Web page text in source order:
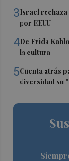
3Israel rechaza
por EEUU
4De Frida
la cultura
5Cuenta atrás
diversidad su